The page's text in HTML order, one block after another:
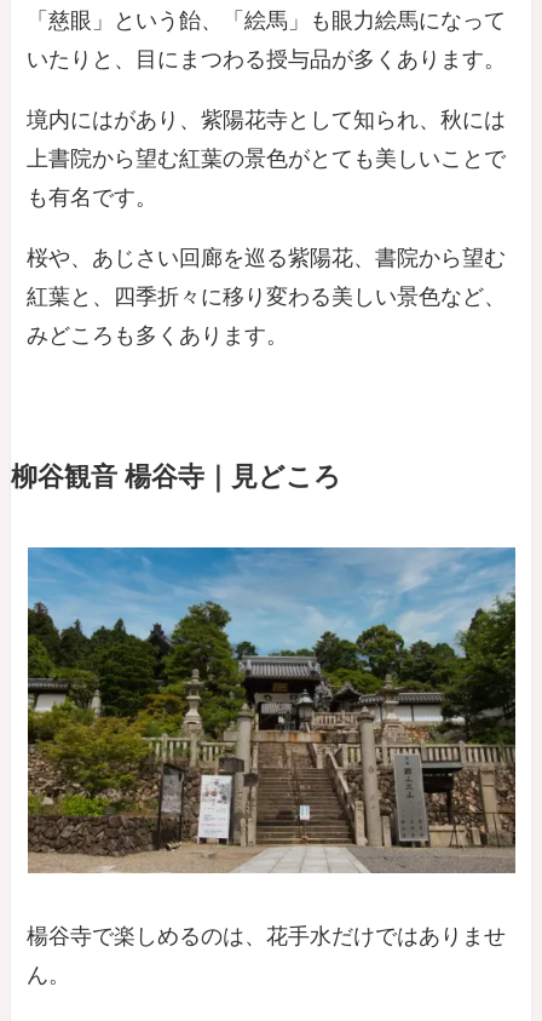
「慈眼」という飴、「絵馬」も眼力絵馬になって
いたりと、目にまつわる授与品が多くあります。
境内にはがあり、紫陽花寺として知られ、秋には
上書院から望む紅葉の景色がとても美しいことで
も有名です。
桜や、あじさい回廊を巡る紫陽花、書院から望む
紅葉と、四季折々に移り変わる美しい景色など、
みどころも多くあります。
柳谷観音 楊谷寺｜見どころ
楊谷寺で楽しめるのは、花手水だけではありませ
ん。